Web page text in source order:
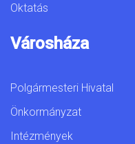
Oktatás
Városháza
Polgármesteri Hivatal
Önkormányzat
Intézmények